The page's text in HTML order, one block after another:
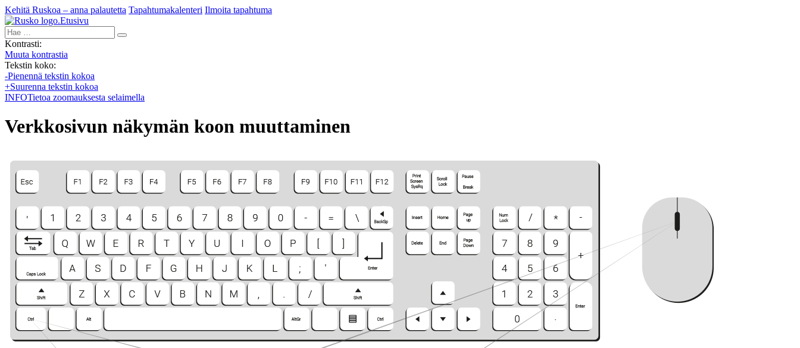
Kehitä Ruskoa – anna palautetta Tapahtumakalenteri Ilmoita tapahtuma
Etusivu
Hae:
Kontrasti:
Muuta kontrastia
Tekstin koko:
-Pienennä tekstin kokoa
+Suurenna tekstin kokoa
INFOTietoa zoomauksesta selaimella
Verkkosivun näkymän koon muuttaminen